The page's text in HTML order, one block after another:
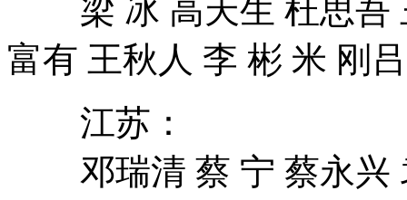
梁 冰 高天生 杜思吾
富有 王秋人 李 彬 米 刚
江苏：
邓瑞清 蔡 宁 蔡永兴